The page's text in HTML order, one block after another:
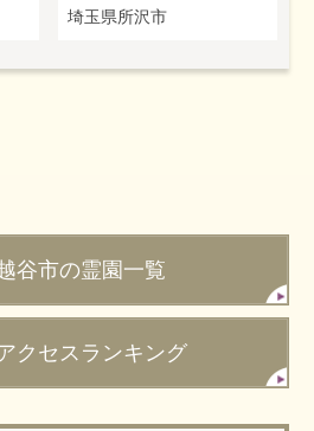
埼玉県所沢市
谷市の霊園一覧
クセスランキング